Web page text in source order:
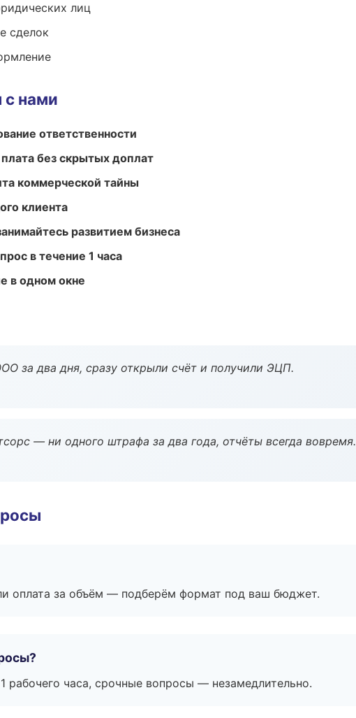
лиц
сделок
нами
ответственности
без скрытых доплат
коммерческой тайны
клиента
развитием бизнеса
в течение 1 часа
в одном окне
за два дня, сразу открыли счёт и получили ЭЦП.
— ни одного штрафа за два года, отчёты всегда вовремя.
оплата за объём — подберём формат под ваш бюджет.
рабочего часа, срочные вопросы — незамедлительно.